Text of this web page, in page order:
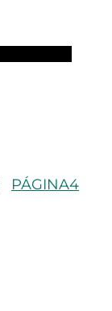
PÁGINA4